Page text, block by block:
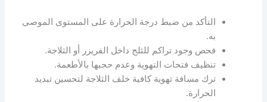
التأكد من ضبط درجة الحرارة على المستوى الموصى
به.
فحص وجود تراكم للثلج داخل الفريزر أو الثلاجة.
تنظيف فتحات التهوية وعدم حجبها بالأطعمة.
ترك مسافة تهوية كافية خلف الثلاجة لتحسين تبديد
الحرارة.